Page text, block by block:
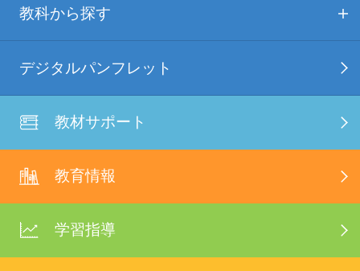
教科から探す
デジタルパンフレット
教材サポート
教育情報
学習指導